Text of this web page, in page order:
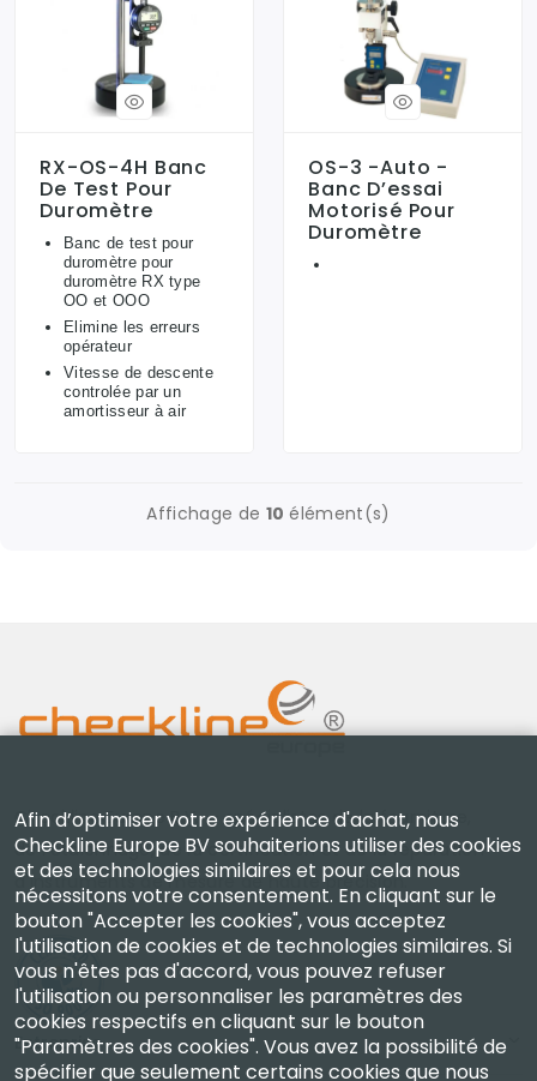
RX-OS-4H Banc
De Test Pour
Duromètre
Banc de test pour
duromètre pour
duromètre RX type
OO et OOO
Elimine les erreurs
opérateur
Vitesse de descente
controlée par un
amortisseur à air
OS-3 -Auto -
Banc D’essai
Motorisé Pour
Duromètre
Affichage de 10 élément(s)
Checkline Europe B.V. — spécialistes de la fourniture,
de l'étalonnage, de la certification et de la réparation
d'instruments de mesure de haute précision.
Entreprise
Afin d’optimiser votre expérience d'achat, nous
Checkline Europe BV souhaiterions utiliser des cookies
et des technologies similaires et pour cela nous
nécessitons votre consentement. En cliquant sur le
bouton "Accepter les cookies", vous acceptez
l'utilisation de cookies et de technologies similaires. Si
vous n'êtes pas d'accord, vous pouvez refuser
l'utilisation ou personnaliser les paramètres des
cookies respectifs en cliquant sur le bouton
"Paramètres des cookies". Vous avez la possibilité de
spécifier que seulement certains cookies que nous